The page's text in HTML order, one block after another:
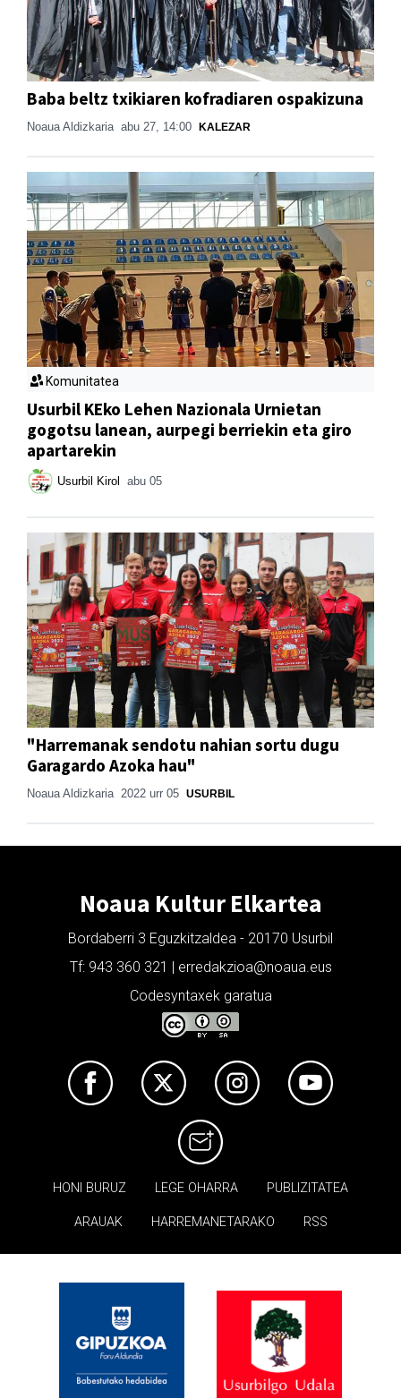
Baba beltz txikiaren kofradiaren ospakizuna
Noaua Aldizkaria abu 27, 14:00 KALEZAR
Komunitatea
Usurbil KEko Lehen Nazionala Urnietan
gogotsu lanean, aurpegi berriekin eta giro
apartarekin
Usurbil Kirol abu 05
"Harremanak sendotu nahian sortu dugu
Garagardo Azoka hau"
Noaua Aldizkaria 2022 urr 05 USURBIL
Noaua Kultur Elkartea
Bordaberri 3 Eguzkitzaldea - 20170 Usurbil
Tf: 943 360 321 | erredakzioa@noaua.eus
Codesyntaxek garatua
HONI BURUZ LEGE OHARRA PUBLIZITATEA
ARAUAK HARREMANETARAKO RSS